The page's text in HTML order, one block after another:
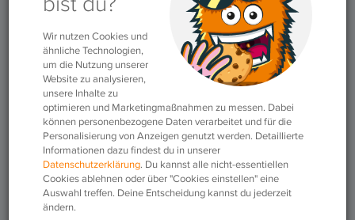
Oktoberfest, Kindergarten und Co.
Made in Germany:
Oktoberfest,
Kindergarten und Co.
18.09.2019|Fakten der Sprache